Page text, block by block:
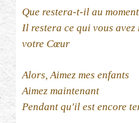
Que restera-t-il au
Il restera ce qui vous
votre Cœur
Alors, Aimez mes enfants
Aimez maintenant
Pendant qu'il est encore